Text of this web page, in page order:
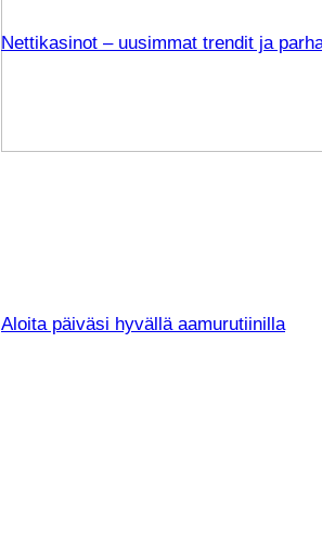
Nettikasinot – uusimmat trendit ja
Aloita päiväsi hyvällä aamurutiinilla